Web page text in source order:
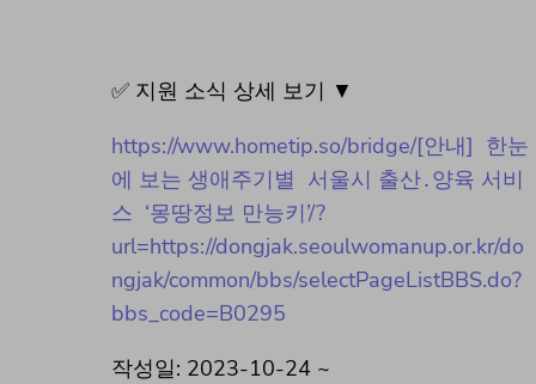
✅ 지원 소식 상세 보기 ▼
https://www.hometip.so/bridge/[안내] 한눈
에 보는 생애주기별 서울시 출산․양육 서비
스 ‘몽땅정보 만능키’/?
url=https://dongjak.seoulwomanup.or.kr/do
ngjak/common/bbs/selectPageListBBS.do?
bbs_code=B0295
작성일: 2023-10-24 ~